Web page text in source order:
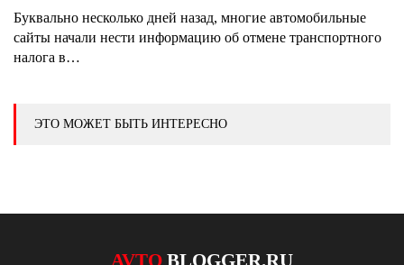
Буквально несколько дней назад, многие автомобильные
сайты начали нести информацию об отмене транспортного
налога в…
ЭТО МОЖЕТ БЫТЬ ИНТЕРЕСНО